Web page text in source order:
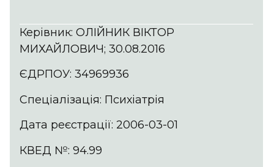
Керівник: ОЛІЙНИК ВІКТОР
МИХАЙЛОВИЧ; 30.08.2016
ЄДРПОУ: 34969936
Спеціалізація: Психіатрія
Дата реєстрації: 2006-03-01
КВЕД №: 94.99